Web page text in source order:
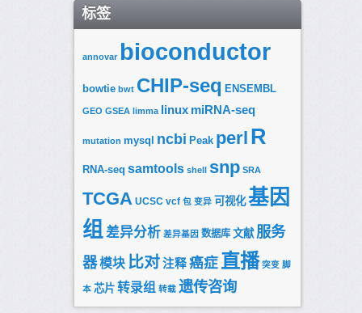
标签
annovar bioconductor
bowtie bwt CHIP-seq ENSEMBL
GEO GSEA limma linux miRNA-seq
mutation mysql ncbi Peak perl R
RNA-seq samtools shell snp SRA
TCGA UCSC vcf 包 变异 可视化 基因
组 差异分析 差异基因 数据库 文献 服务
器模块 比对注释癌症 直播 突变 脚
本 芯片 转录组 转载 遗传咨询